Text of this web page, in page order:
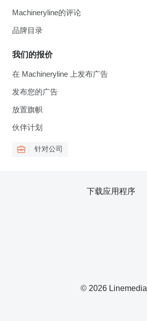
Machineryline的评论
品牌目录
我们的报价
在 Machineryline 上发布广告
发布您的广告
放置旗帜
伙伴计划
针对公司
© 2026 Linemedia
下载应用程序